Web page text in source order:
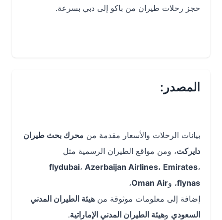
حجز رحلات طيران من باكو إلى دبي بسرعة.
المصدر:
بيانات الرحلات والأسعار مقدمة منمحرك بحث طيران
دايركت، ومن مواقع الطيران الرسمية مثل
flydubai،Azerbaijan Airlines،Emirates
flynas، وOman Air،
إضافة إلى معلومات موثوقة منهيئة الطيران المدني
السعوديوهيئة الطيران المدني الإماراتية.